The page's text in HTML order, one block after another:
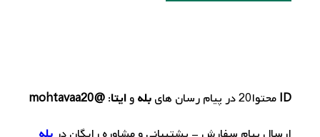
IDمحتوا20 در پیام رسان هایبلهوایتا:
@mohtavaa20